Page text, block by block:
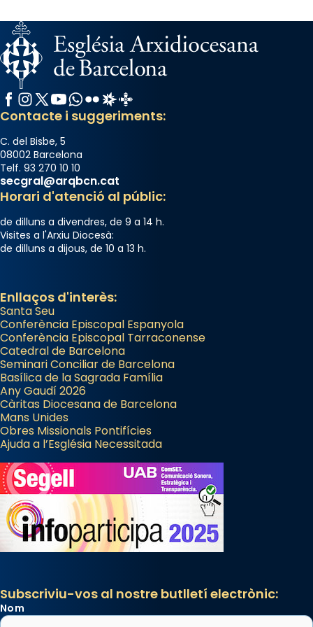
Des de 1985 hi participa també un grup de
diablesses amb música i ball propis. Festa
gran a Mataró.
«Si vols saber què és calor, ves per les
Santes a Mataró»🥵.
Photo
View on Facebook
Arquebisbat de Barcelona
2 weeks ago
Jaume, fill de Zebedeu, és juntament amb el
seu germà Joan i Pere un dels que
acompanyava més de prop Jesús.
apòstol màrtir, decapitat a Jerusalem per
Herodes Agripa (vers l'any 44).
Patró de Galícia, després de les invasions
musulmanes fou venerat com a patró dels
Regnes castellans i més tard de tota
Espanya.
El seu sepulcre a Compostela fou un gran
centre de peregrinacions medievals de tot
el món cristià, després de Roma i terra
Santa.
«A Raïms de Sant Jaume, raïms aigualits;
raïms de setembre te'n llepes els dits»,
segons una dita popular.
Photo
Facebook
Instagram
X / Twitter
YouTube
WhatsApp
FlickrRadio Estel
Catalunya Cristiana
Contacte i suggeriments:
C. del Bisbe, 5
08002 Barcelona
Telf. 93 270 10 10
secgral@arqbcn.cat
Horari d'atenció al públic:
de dilluns a divendres, de 9 a 14 h.
Visites a l'Arxiu Diocesà:
de dilluns a dijous, de 10 a 13 h.
Enllaços d'interès:
Santa Seu
Conferència Episcopal Espanyola
Conferència Episcopal Tarraconense
Catedral de Barcelona
Seminari Conciliar de Barcelona
Basílica de la Sagrada Família
Any Gaudí 2026
Càritas Diocesana de Barcelona
Mans Unides
Obres Missionals Pontifícies
Ajuda a l’Església Necessitada
Subscriviu-vos al nostre butlletí electrònic:
Nom